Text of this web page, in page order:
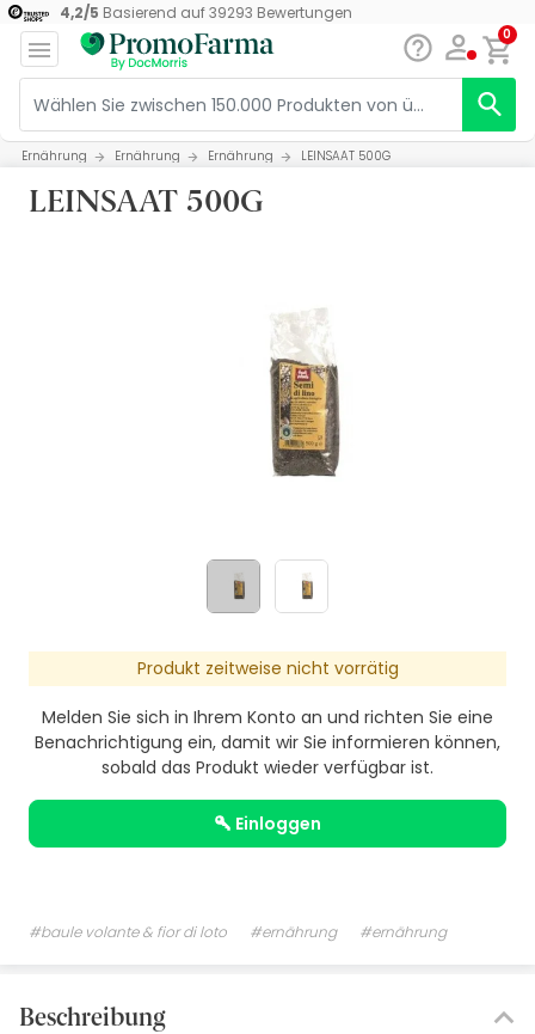
4,2/5 Basierend auf39293 Bewertungen
0
Ernährung Ernährung Ernährung LEINSAAT 500G
LEINSAAT 500G
Produkt zeitweise nicht vorrätig
Melden Sie sich in Ihrem Konto an und richten Sie eine
Benachrichtigung ein, damit wir Sie informieren können,
sobald das Produkt wieder verfügbar ist.
einloggen
#baule volante & fior di loto #ernährung #ernährung
Beschreibung